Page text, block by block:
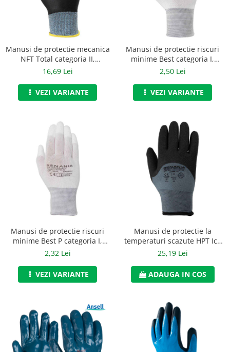
Protectie auditiva
Protectie Respiratorie
Protectie vizuala
Viziere de protectie
Semnalizare rutiera
Manusi de protectie mecanica
NFT Total categoria II,
Renania, art.C204
16,69 Lei
VEZI VARIANTE
Manusi de protectie riscuri
minime Best categoria I,
Renania, art.C205 (1468)
2,50 Lei
VEZI VARIANTE
Manusi de protectie riscuri
minime Best P categoria I,
Renania, art.C208
2,32 Lei
VEZI VARIANTE
Manusi de protectie la
temperaturi scazute HPT Ice
categoria II, Renania, art.C287
25,19 Lei
ADAUGA IN COS